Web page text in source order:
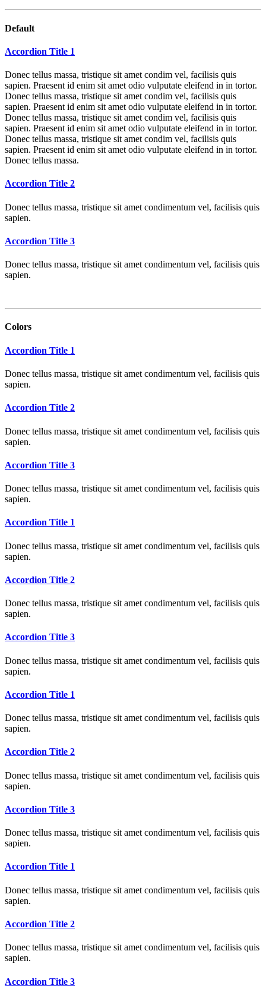
Default
Accordion Title 1
Donec tellus massa, tristique sit amet condim vel, facilisis quis
sapien. Praesent id enim sit amet odio vulputate eleifend in in tortor.
Donec tellus massa, tristique sit amet condim vel, facilisis quis
sapien. Praesent id enim sit amet odio vulputate eleifend in in tortor.
Donec tellus massa, tristique sit amet condim vel, facilisis quis
sapien. Praesent id enim sit amet odio vulputate eleifend in in tortor.
Donec tellus massa, tristique sit amet condim vel, facilisis quis
sapien. Praesent id enim sit amet odio vulputate eleifend in in tortor.
Donec tellus massa.
Accordion Title 2
Donec tellus massa, tristique sit amet condimentum vel, facilisis quis
sapien.
Accordion Title 3
Donec tellus massa, tristique sit amet condimentum vel, facilisis quis
sapien.
Colors
Accordion Title 1
Donec tellus massa, tristique sit amet condimentum vel, facilisis quis
sapien.
Accordion Title 2
Donec tellus massa, tristique sit amet condimentum vel, facilisis quis
sapien.
Accordion Title 3
Donec tellus massa, tristique sit amet condimentum vel, facilisis quis
sapien.
Accordion Title 1
Donec tellus massa, tristique sit amet condimentum vel, facilisis quis
sapien.
Accordion Title 2
Donec tellus massa, tristique sit amet condimentum vel, facilisis quis
sapien.
Accordion Title 3
Donec tellus massa, tristique sit amet condimentum vel, facilisis quis
sapien.
Accordion Title 1
Donec tellus massa, tristique sit amet condimentum vel, facilisis quis
sapien.
Accordion Title 2
Donec tellus massa, tristique sit amet condimentum vel, facilisis quis
sapien.
Accordion Title 3
Donec tellus massa, tristique sit amet condimentum vel, facilisis quis
sapien.
Accordion Title 1
Donec tellus massa, tristique sit amet condimentum vel, facilisis quis
sapien.
Accordion Title 2
Donec tellus massa, tristique sit amet condimentum vel, facilisis quis
sapien.
Accordion Title 3